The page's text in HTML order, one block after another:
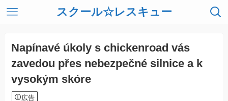
スクール☆レスキュー
Napínavé úkoly s chickenroad vás
zavedou přes nebezpečné silnice a k
vysokým skóre
広告